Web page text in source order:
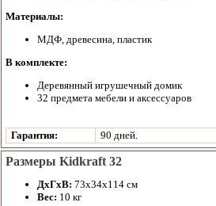
Материалы:
МДФ, древесина, пластик
В комплекте:
Деревянный игрушечный домик
32 предмета мебели и аксессуаров
Гарантия: 90 дней.
Размеры Kidkraft 32
ДхГхВ: 73х34х114 см
Вес: 10 кг